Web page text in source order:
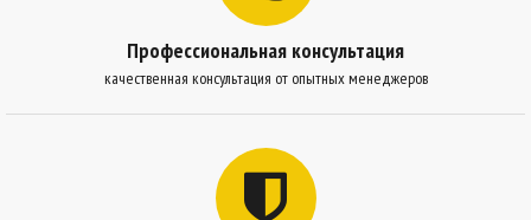
Профессиональная консультация
качественная консультация от опытных менеджеров